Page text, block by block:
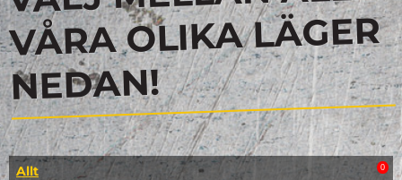
VÅRA OLIKA LÄGER
NEDAN!
Allt 0